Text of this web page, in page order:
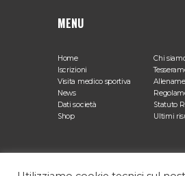
MENU
Home
Chi
Iscrizioni
Visita medico sportiva
News
Dati società
Statuto
Shop
Ultimi
SEDE OPERATIVA